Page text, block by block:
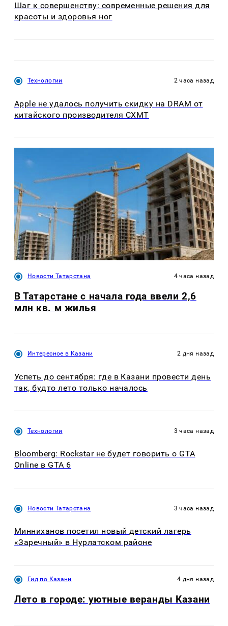
Шаг к совершенству: современные решения для
красоты и здоровья ног
Технологии 2 часа назад
Apple не удалось получить скидку на DRAM от
китайского производителя CXMT
Новости Татарстана 4 часа назад
В Татарстане с начала года ввели 2,6
млн кв. м жилья
Интересное в Казани 2 дня назад
Успеть до сентября: где в Казани провести день
так, будто лето только началось
Технологии 3 часа назад
Bloomberg: Rockstar не будет говорить о GTA
Online в GTA 6
Новости Татарстана 3 часа назад
Минниханов посетил новый детский лагерь
«Заречный» в Нурлатском районе
Гид по Казани 4 дня назад
Лето в городе: уютные веранды Казани